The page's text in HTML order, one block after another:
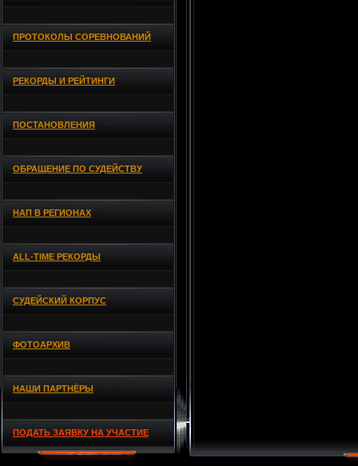
ПРОТОКОЛЫ СОРЕВНОВАНИЙ
РЕКОРДЫ И РЕЙТИНГИ
ПОСТАНОВЛЕНИЯ
ОБРАЩЕНИЕ ПО СУДЕЙСТВУ
НАП В РЕГИОНАХ
ALL-TIME РЕКОРДЫ
СУДЕЙСКИЙ КОРПУС
ФОТОАРХИВ
НАШИ ПАРТНЁРЫ
ПОДАТЬ ЗАЯВКУ НА УЧАСТИЕ